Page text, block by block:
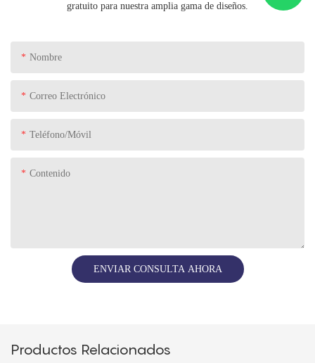
gratuito para nuestra amplia gama de diseños.
Nombre
Correo Electrónico
Teléfono/Móvil
Contenido
ENVIAR CONSULTA AHORA
Productos Relacionados